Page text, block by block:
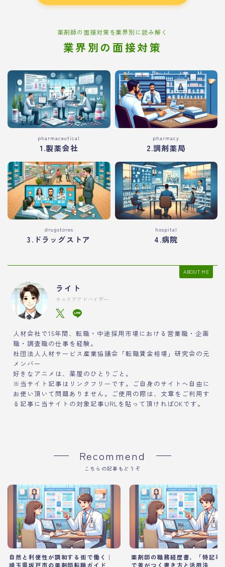
薬剤師の面接対策を業界別に読み解く
業界別の面接対策
pharmaceutical
1.製薬会社
pharmacy
2.調剤薬局
drugstores
3.ドラッグストア
hospital
4.病院
ABOUT ME
ライト
キャリアアドバイザー
人材会社で15年間、転職・中途採用市場における営業職・企画
職・調査職の仕事を経験。
社団法人人材サービス産業協議会「転職賃金相場」研究会の元
メンバー
好きなアニメは、薬屋のひとりごと。
※当サイト記事はリンクフリーです。ご自身のサイトへ自由に
お使い頂いて問題ありません。ご使用の際は、文章をご利用す
る記事に当サイトの対象記事URLを貼って頂ければOKです。
Recommend
こちらの記事もどうぞ
自然と利便性が調和する街で働く｜
埼玉県坂戸市の薬剤師転職ガイド
薬剤師の職務経歴書、「特記事
で差がつく書き方と活用法